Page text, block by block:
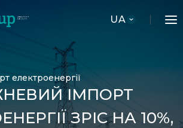
UA
електроенергії
ІМПОРТ
ЗРІС НА 10%,